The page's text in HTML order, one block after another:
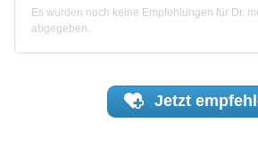
Es wurden noch keine Empfehlungen für Dr.
abgegeben.
Jetzt